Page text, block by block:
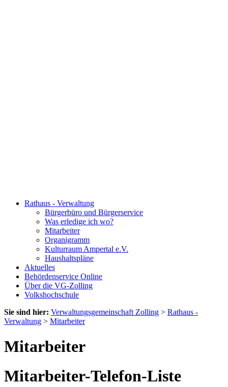
Rathaus - Verwaltung
Bürgerbüro und Bürgerservice
Was erledige ich wo?
Mitarbeiter
Organigramm
Kulturraum Ampertal e.V.
Haushaltspläne
Aktuelles
Behördenservice Online
Über die VG-Zolling
Volkshochschule
Sie sind hier: Verwaltungsgemeinschaft Zolling > Rathaus -
Verwaltung > Mitarbeiter
Mitarbeiter
Mitarbeiter-Telefon-Liste